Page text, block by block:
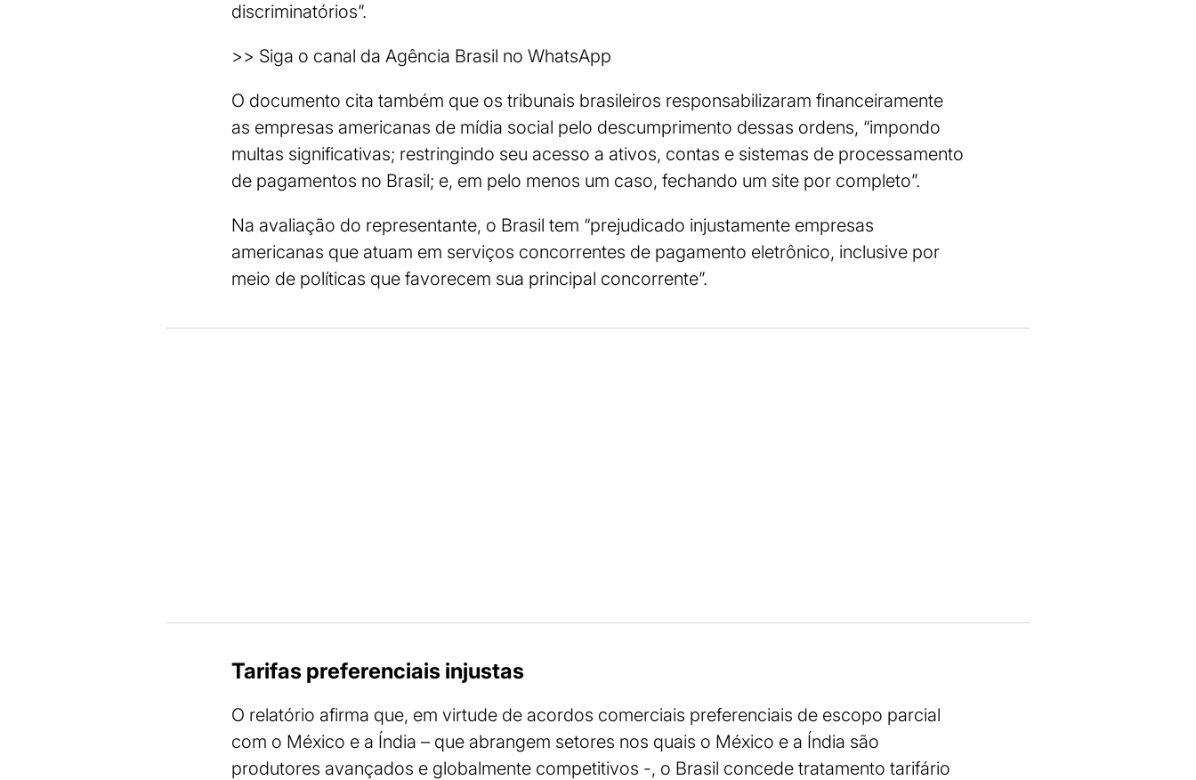
discriminatórios”.
>> Siga o canal da Agência Brasil no WhatsApp
O documento cita também que os tribunais brasileiros responsabilizaram financeiramente
as empresas americanas de mídia social pelo descumprimento dessas ordens, “impondo
multas significativas; restringindo seu acesso a ativos, contas e sistemas de processamento
de pagamentos no Brasil; e, em pelo menos um caso, fechando um site por completo”.
Na avaliação do representante, o Brasil tem “prejudicado injustamente empresas
americanas que atuam em serviços concorrentes de pagamento eletrônico, inclusive por
meio de políticas que favorecem sua principal concorrente”.
Tarifas preferenciais injustas
O relatório afirma que, em virtude de acordos comerciais preferenciais de escopo parcial
com o México e a Índia – que abrangem setores nos quais o México e a Índia são
produtores avançados e globalmente competitivos -, o Brasil concede tratamento tarifário